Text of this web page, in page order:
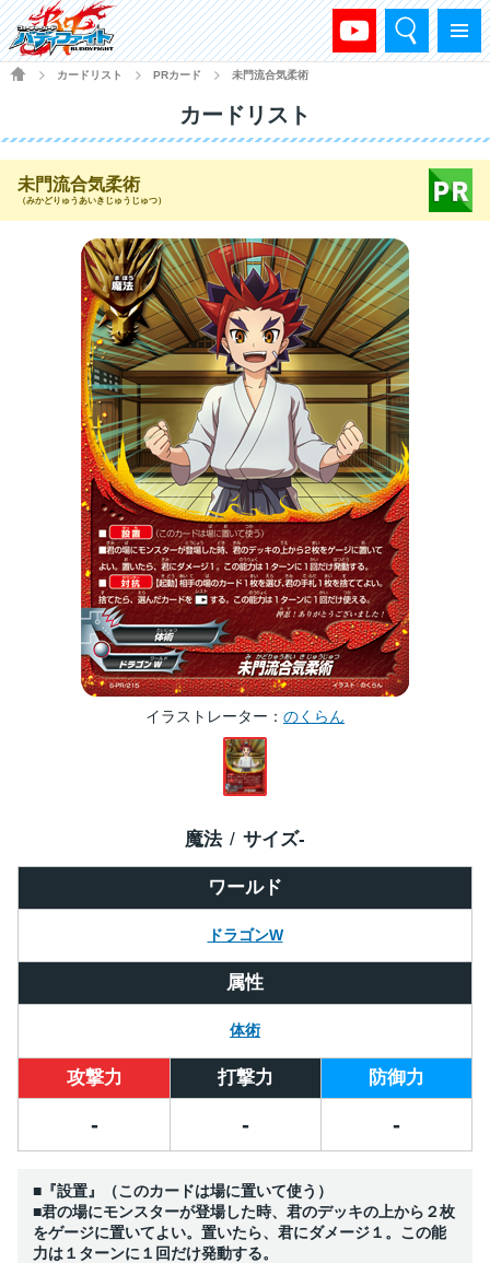
メニュー
検索
HOME
カードリスト PRカード 未門流合気柔術
カードリスト
未門流合気柔術
（みかどりゅうあいきじゅうじゅつ）
イラストレーター のくらん
ワールド
ドラゴンW
魔法 サイズ-
属性
体術
攻撃力 打撃力 防御力
- - -
■『設置』（このカードは場に置いて使う）
■君の場にモンスターが登場した時、君のデッキの上から２枚
をゲージに置いてよい。置いたら、君にダメージ１。この能
力は１ターンに１回だけ発動する。